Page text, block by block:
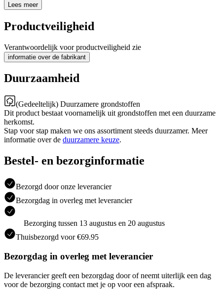
Lees meer
Productveiligheid
Verantwoordelijk voor productveiligheid zie
informatie over de fabrikant
Duurzaamheid
(Gedeeltelijk) Duurzamere grondstoffen
Dit product bestaat voornamelijk uit grondstoffen met een duurzame
herkomst.
Stap voor stap maken we ons assortiment steeds duurzamer. Meer
informatie over de duurzamere keuze.
Bestel- en bezorginformatie
Bezorgd door onze leverancier
Bezorgdag in overleg met leverancier
Bezorging tussen 13 augustus en 20 augustus
Thuisbezorgd voor €69.95
Bezorgdag in overleg met leverancier
De leverancier geeft een bezorgdag door of neemt uiterlijk een dag
voor de bezorging contact met je op voor een afspraak.